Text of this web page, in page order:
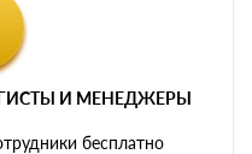
И МЕНЕДЖЕРЫ
бесплатно